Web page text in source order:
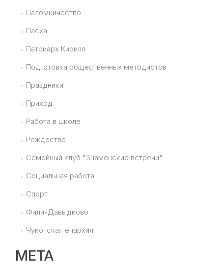
Паломничество
Пасха
Патриарх Кирилл
Подготовка общественных методистов
Праздники
Приход
Работа в школе
Рождество
Семейный клуб "Знаменские встречи"
Социальная работа
Спорт
Фили-Давыдково
Чукотская епархия
МЕТА